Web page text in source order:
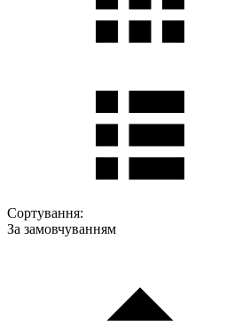
Сортування:
За замовчуванням